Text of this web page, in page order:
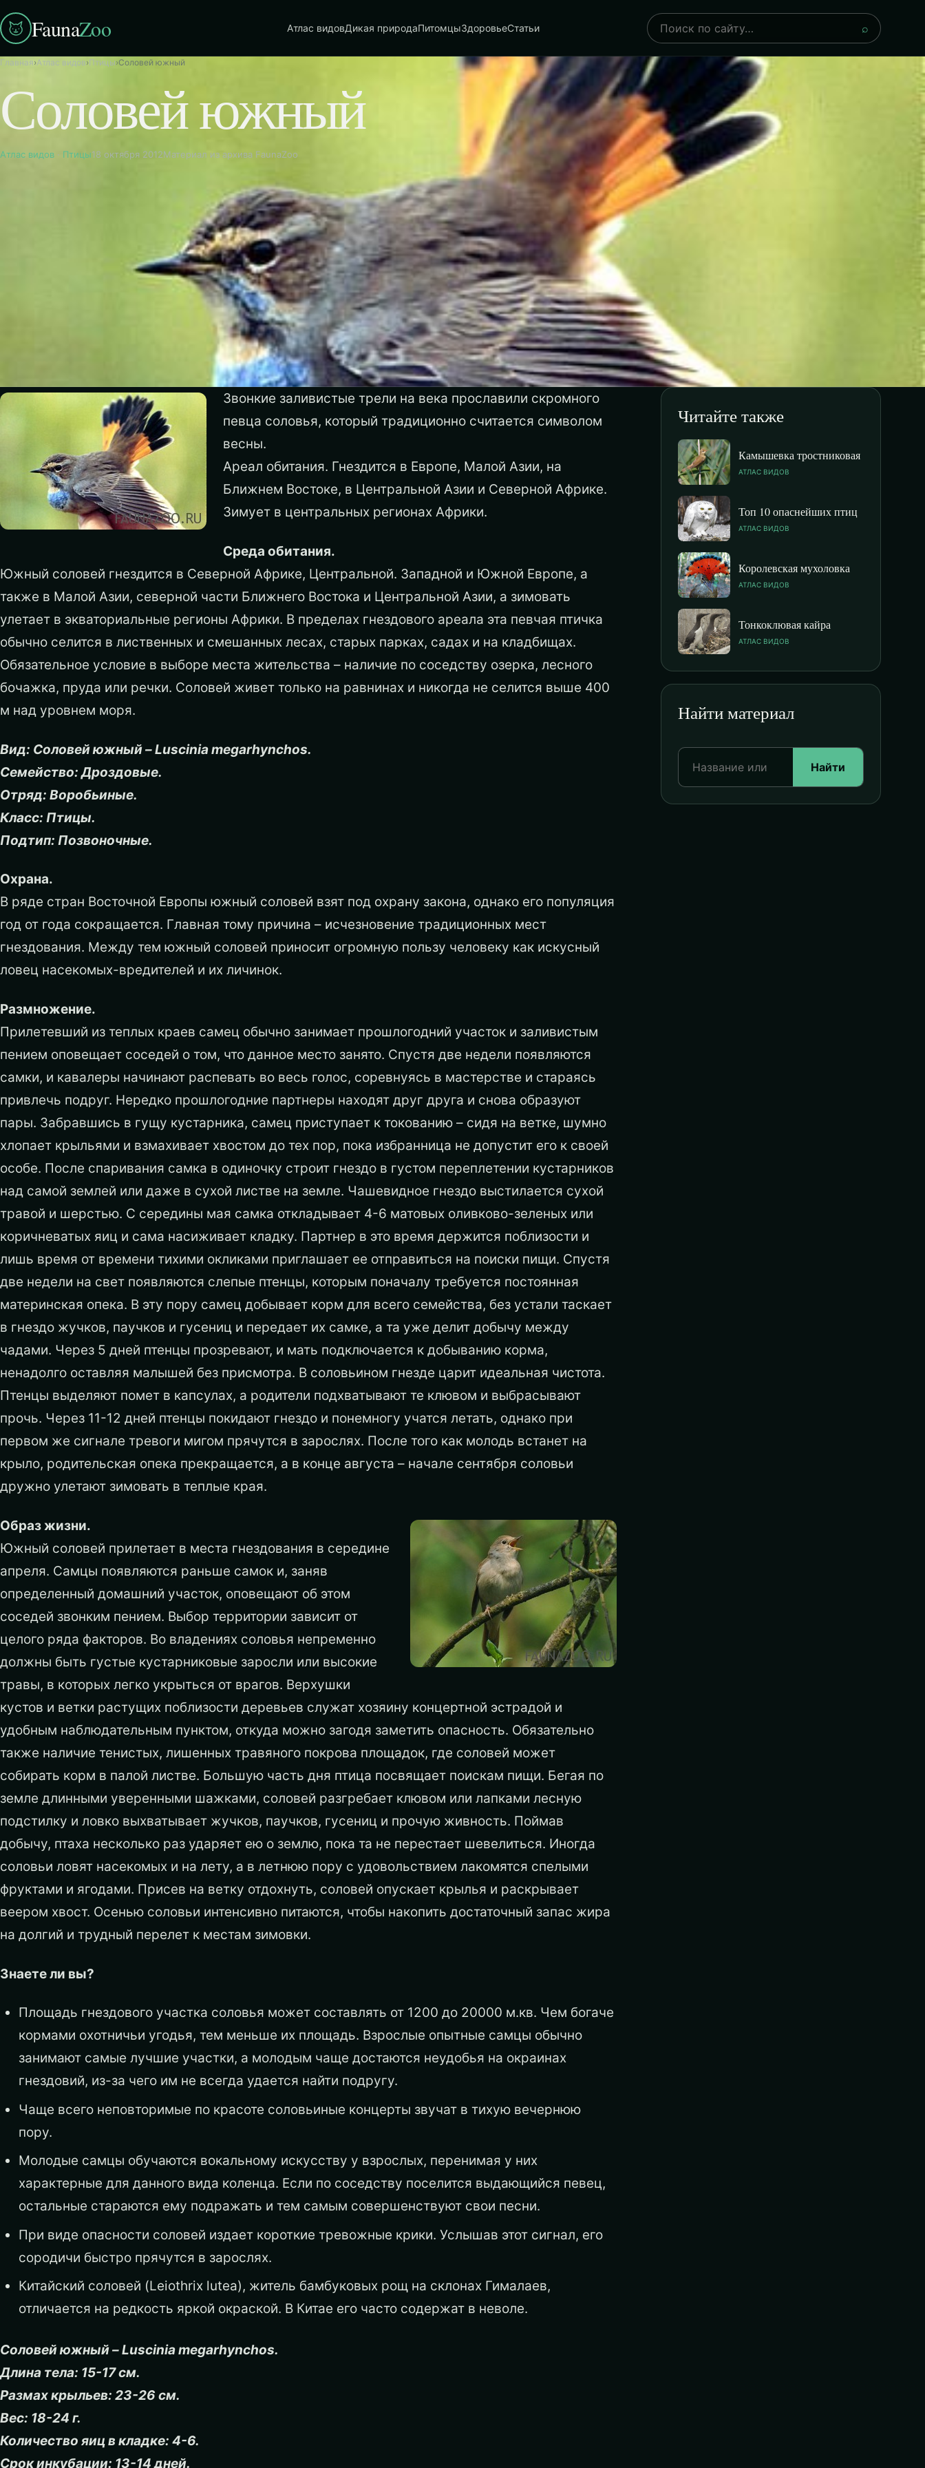
FaunaZoo Атлас видовДикая природаПитомцыЗдоровьеСтатьи
Поиск
⌕
Главная›Атлас видов›Птицы›Соловей южный
Соловей южный
Атлас видов · Птицы18 октября 2012Материал из архива FaunaZoo
Звонкие заливистые трели на века прославили скромного
певца соловья, который традиционно считается символом
весны.
Ареал обитания. Гнездится в Европе, Малой Азии, на
Ближнем Востоке, в Центральной Азии и Северной Африке.
Зимует в центральных регионах Африки.
Среда обитания.
Южный соловей гнездится в Северной Африке, Центральной. Западной и Южной Европе, а
также в Малой Азии, северной части Ближнего Востока и Центральной Азии, а зимовать
улетает в экваториальные регионы Африки. В пределах гнездового ареала эта певчая птичка
обычно селится в лиственных и смешанных лесах, старых парках, садах и на кладбищах.
Обязательное условие в выборе места жительства – наличие по соседству озерка, лесного
бочажка, пруда или речки. Соловей живет только на равнинах и никогда не селится выше 400
м над уровнем моря.
Вид: Соловей южный – Luscinia megarhynchos.
Семейство: Дроздовые.
Отряд: Воробьиные.
Класс: Птицы.
Подтип: Позвоночные.
Охрана.
В ряде стран Восточной Европы южный соловей взят под охрану закона, однако его популяция
год от года сокращается. Главная тому причина – исчезновение традиционных мест
гнездования. Между тем южный соловей приносит огромную пользу человеку как искусный
ловец насекомых-вредителей и их личинок.
Размножение.
Прилетевший из теплых краев самец обычно занимает прошлогодний участок и заливистым
пением оповещает соседей о том, что данное место занято. Спустя две недели появляются
самки, и кавалеры начинают распевать во весь голос, соревнуясь в мастерстве и стараясь
привлечь подруг. Нередко прошлогодние партнеры находят друг друга и снова образуют
пары. Забравшись в гущу кустарника, самец приступает к токованию – сидя на ветке, шумно
хлопает крыльями и взмахивает хвостом до тех пор, пока избранница не допустит его к своей
особе. После спаривания самка в одиночку строит гнездо в густом переплетении кустарников
над самой землей или даже в сухой листве на земле. Чашевидное гнездо выстилается сухой
травой и шерстью. С середины мая самка откладывает 4-6 матовых оливково-зеленых или
коричневатых яиц и сама насиживает кладку. Партнер в это время держится поблизости и
лишь время от времени тихими окликами приглашает ее отправиться на поиски пищи. Спустя
две недели на свет появляются слепые птенцы, которым поначалу требуется постоянная
материнская опека. В эту пору самец добывает корм для всего семейства, без устали таскает
в гнездо жучков, паучков и гусениц и передает их самке, а та уже делит добычу между
чадами. Через 5 дней птенцы прозревают, и мать подключается к добыванию корма,
ненадолго оставляя малышей без присмотра. В соловьином гнезде царит идеальная чистота.
Птенцы выделяют помет в капсулах, а родители подхватывают те клювом и выбрасывают
прочь. Через 11-12 дней птенцы покидают гнездо и понемногу учатся летать, однако при
первом же сигнале тревоги мигом прячутся в зарослях. После того как молодь встанет на
крыло, родительская опека прекращается, а в конце августа – начале сентября соловьи
дружно улетают зимовать в теплые края.
Образ жизни.
Южный соловей прилетает в места гнездования в середине
апреля. Самцы появляются раньше самок и, заняв
определенный домашний участок, оповещают об этом
соседей звонким пением. Выбор территории зависит от
целого ряда факторов. Во владениях соловья непременно
должны быть густые кустарниковые заросли или высокие
травы, в которых легко укрыться от врагов. Верхушки
кустов и ветки растущих поблизости деревьев служат хозяину концертной эстрадой и
удобным наблюдательным пунктом, откуда можно загодя заметить опасность. Обязательно
также наличие тенистых, лишенных травяного покрова площадок, где соловей может
собирать корм в палой листве. Большую часть дня птица посвящает поискам пищи. Бегая по
земле длинными уверенными шажками, соловей разгребает клювом или лапками лесную
подстилку и ловко выхватывает жучков, паучков, гусениц и прочую живность. Поймав
добычу, птаха несколько раз ударяет ею о землю, пока та не перестает шевелиться. Иногда
соловьи ловят насекомых и на лету, а в летнюю пору с удовольствием лакомятся спелыми
фруктами и ягодами. Присев на ветку отдохнуть, соловей опускает крылья и раскрывает
веером хвост. Осенью соловьи интенсивно питаются, чтобы накопить достаточный запас жира
на долгий и трудный перелет к местам зимовки.
Знаете ли вы?
Площадь гнездового участка соловья может составлять от 1200 до 20000 м.кв. Чем богаче
кормами охотничьи угодья, тем меньше их площадь. Взрослые опытные самцы обычно
занимают самые лучшие участки, а молодым чаще достаются неудобья на окраинах
гнездовий, из-за чего им не всегда удается найти подругу.
Чаще всего неповторимые по красоте соловьиные концерты звучат в тихую вечернюю
пору.
Молодые самцы обучаются вокальному искусству у взрослых, перенимая у них
характерные для данного вида коленца. Если по соседству поселится выдающийся певец,
остальные стараются ему подражать и тем самым совершенствуют свои песни.
При виде опасности соловей издает короткие тревожные крики. Услышав этот сигнал, его
сородичи быстро прячутся в зарослях.
Китайский соловей (Leiothrix lutea), житель бамбуковых рощ на склонах Гималаев,
отличается на редкость яркой окраской. В Китае его часто содержат в неволе.
Соловей южный – Luscinia megarhynchos.
Длина тела: 15-17 см.
Размах крыльев: 23-26 см.
Вес: 18-24 г.
Количество яиц в кладке: 4-6.
Срок инкубации: 13-14 дней.
Читайте также
Камышевка тростниковая
АТЛАС ВИДОВ
Топ 10 опаснейших птиц
АТЛАС ВИДОВ
Королевская мухоловка
АТЛАС ВИДОВ
Тонкоклювая кайра
АТЛАС ВИДОВ
Найти материал
Найти